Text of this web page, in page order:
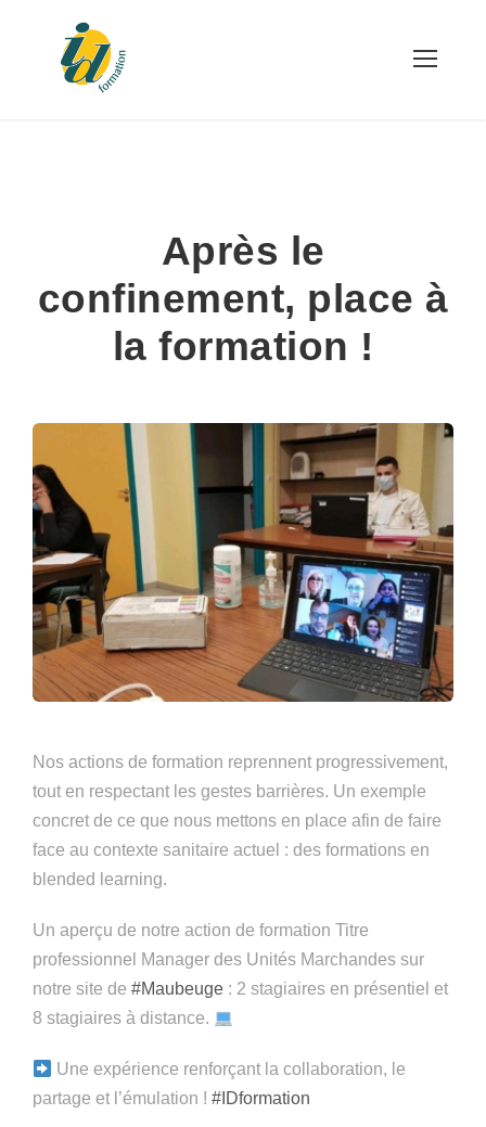
Après le
confinement, place à
la formation !
Nos actions de formation reprennent progressivement,
tout en respectant les gestes barrières. Un exemple
concret de ce que nous mettons en place afin de faire
face au contexte sanitaire actuel : des formations en
blended learning.
Un aperçu de notre action de formation Titre
professionnel Manager des Unités Marchandes sur
notre site de #Maubeuge : 2 stagiaires en présentiel et
8 stagiaires à distance.
Une expérience renforçant la collaboration, le
partage et l’émulation ! #IDformation